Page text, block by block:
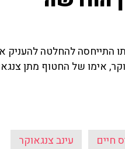
התייחסה להחלטה
חיים עינב צנגאוקר